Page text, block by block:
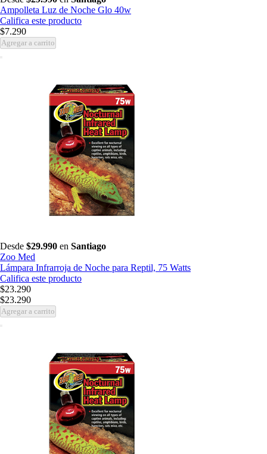
Ampolleta Luz de Noche Glo 40w
Califica este producto
$7.290
Agregar a carrito
Desde $29.990 en Santiago
Zoo Med
Lámpara Infrarroja de Noche para Reptil, 75 Watts
Califica este producto
$23.290
$23.290
Agregar a carrito